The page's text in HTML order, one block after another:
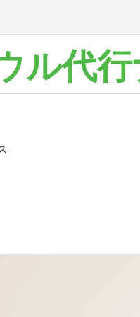
ル代